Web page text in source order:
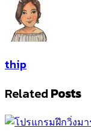
thip
Related Posts